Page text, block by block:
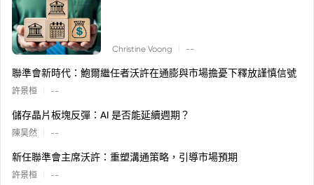
Christine Voong --
聯準會新時代：鮑爾繼任者沃許在通膨與市場擔憂下釋放謹慎信號
許景桓 --
儲存晶片板塊反彈：AI 是否能延續週期？
陳昊然 --
新任聯準會主席沃許：重塑溝通策略，引導市場預期
許景桓 --